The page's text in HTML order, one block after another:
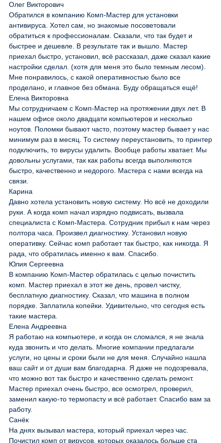
Олег Викторович
Обратился в компанию Комп-Мастер для установки
антивируса. Хотел сам, но знакомые посоветовали
обратиться к профессионалам. Сказали, что так будет и
быстрее и дешевле. В результате так и вышло. Мастер
приехал быстро, установил, всё рассказал, даже сказал какие
настройки сделал. (хотя для меня это было темным лесом).
Мне понравилось, с какой оперативностью было все
проделано, и главное без обмана. Буду обращаться ещё!
Елена Викторовна
Мы сотрудничаем с Комп-Мастер на протяжении двух лет. В
нашем офисе около двадцати компьютеров и несколько
ноутов. Поломки бывают часто, поэтому мастер бывает у нас
минимум раз в месяц. То систему переустановить, то принтер
подключить, то вирусы удалить. Вообще работы хватает. Мы
довольны услугами, так как работы всегда выполняются
быстро, качественно и недорого. Мастера с нами всегда на
связи.
Карина
Давно хотела установить новую систему. Но всё не доходили
руки. А когда комп начал изрядно подвисать, вызвала
специалиста с Комп-Мастера. Сотрудник прибыл к нам через
полтора часа. Произвел диагностику. Установил новую
оперативку. Сейчас комп работает так быстро, как никогда. Я
рада, что обратилась именно к вам. Спасибо.
Юлия Сергеевна
В компанию Комп-Мастер обратилась с целью почистить
комп. Мастер приехал в этот же день, провел чистку,
бесплатную диагностику. Сказал, что машина в полном
порядке. Заплатила копейки. Удивительно, что сегодня есть
такие мастера.
Елена Андреевна
Я работаю на компьютере, и когда он сломался, я не знала
куда звонить и что делать. Многие компании предлагали
услуги, но цены и сроки были не для меня. Случайно нашла
ваш сайт и от души вам благодарна. Я даже не подозревала,
что можно вот так быстро и качественно сделать ремонт.
Мастер приехал очень быстро, все осмотрел, проверил,
заменил какую-то термопасту и всё работает. Спасибо вам за
работу.
Санёк
На днях вызывал мастера, который приехал через час.
Почистил комп от вирусов, которых оказалось больше ста